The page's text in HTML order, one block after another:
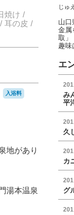
焼け
耳の皮
入浴料
地があり
湯本温泉
じゅ
山口
金属
取」
趣味
エ
み
平
久
カ
グ